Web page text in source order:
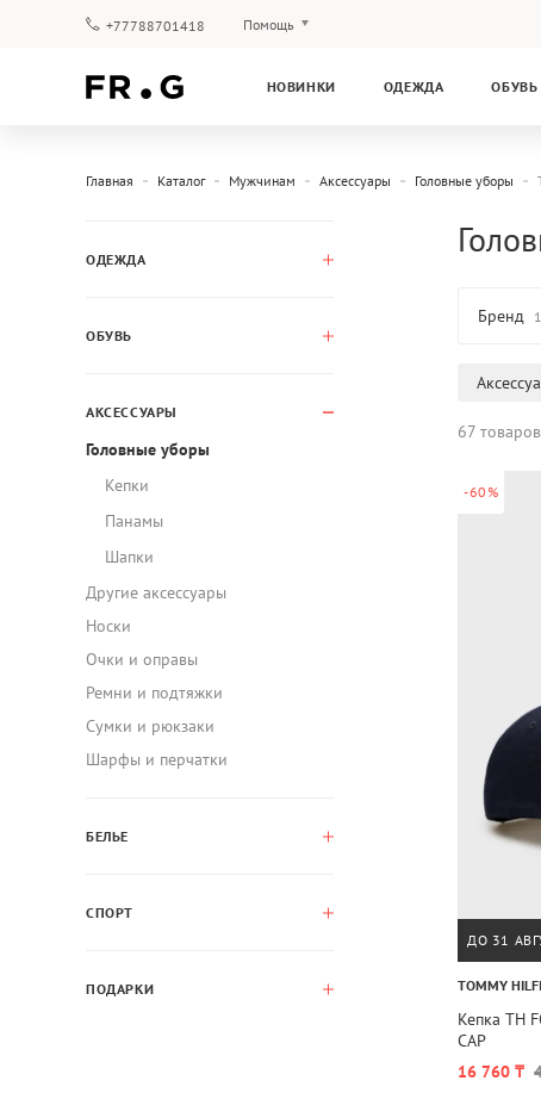
+77788701418 Помощь
НОВИНКИ ОДЕЖДА ОБУВЬ
Главная Каталог Мужчинам Аксессуары Головные уборы
ОДЕЖДА
ОБУВЬ
АКСЕССУАРЫ
Головные уборы
Кепки
Панамы
Шапки
Другие аксессуары
Носки
Очки и оправы
Ремни и подтяжки
Сумки и рюкзаки
Шарфы и перчатки
БЕЛЬЕ
СПОРТ
ПОДАРКИ
Бренд 1
67 товаров
-60%
ДО 31
TOMMY
Кепка TH
CAP
16 760 ₸